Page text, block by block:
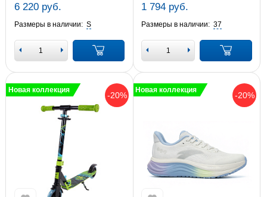
6 220 руб.
Размеры в наличии: S
1 794 руб.
Размеры в наличии: 37
-20%
Новая коллекция
-20%
Новая коллекция